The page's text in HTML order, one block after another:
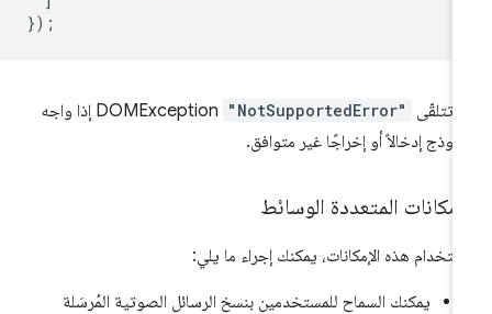
تتلقّى "NotSupportedError"
DOMException إذا واجه
إدخالاً أو إخراجًا غير متوافق.
المتعددة الوسائط
هذه الإمكانات، يمكنك إجراء ما يلي:
يمكنك السماح للمستخدمين بنسخ الرسائل الصوتية المُرسَلة